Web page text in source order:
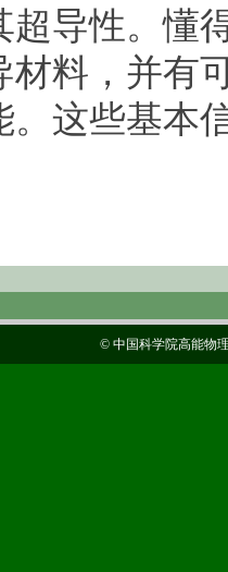
超导性。懂
材料，并有
。这些基本
© 中国科学院高能物